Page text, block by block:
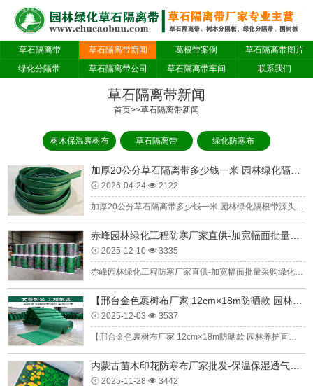
草石隔离带 草石隔离带新闻 葛根带案例
草石隔离带图片
绿化分隔带
草石隔离带公司 草石隔离带车间 联系我们
草石隔离带新闻
首页>>草石隔离带新闻
树木保温裹树布 草石隔离带 绿化防寒布
2026-04-24 2122
2025-12-10 3335
2025-12-03 3537
2025-11-28 3442